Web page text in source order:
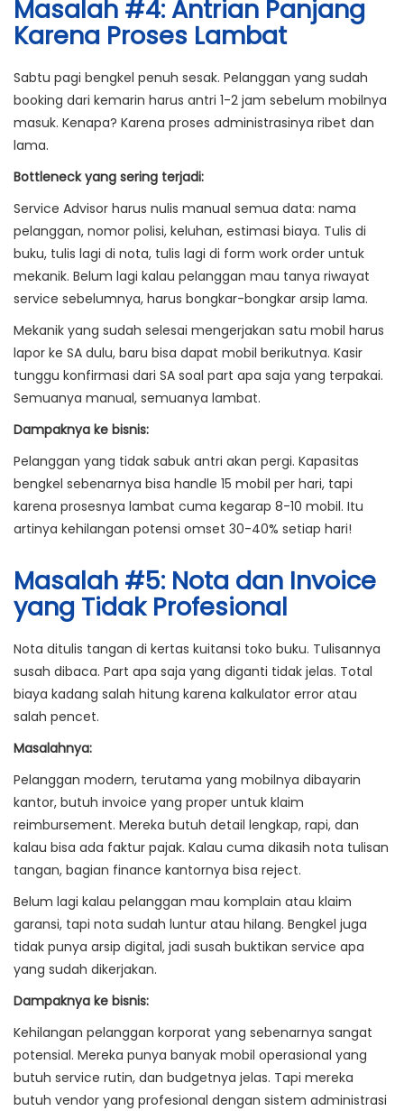
Masalah #4: Antrian Panjang
Karena Proses Lambat
Sabtu pagi bengkel penuh sesak. Pelanggan yang sudah
booking dari kemarin harus antri 1-2 jam sebelum mobilnya
masuk. Kenapa? Karena proses administrasinya ribet dan
lama.
Bottleneck yang sering terjadi:
Service Advisor harus nulis manual semua data: nama
pelanggan, nomor polisi, keluhan, estimasi biaya. Tulis di
buku, tulis lagi di nota, tulis lagi di form work order untuk
mekanik. Belum lagi kalau pelanggan mau tanya riwayat
service sebelumnya, harus bongkar-bongkar arsip lama.
Mekanik yang sudah selesai mengerjakan satu mobil harus
lapor ke SA dulu, baru bisa dapat mobil berikutnya. Kasir
tunggu konfirmasi dari SA soal part apa saja yang terpakai.
Semuanya manual, semuanya lambat.
Dampaknya ke bisnis:
Pelanggan yang tidak sabuk antri akan pergi. Kapasitas
bengkel sebenarnya bisa handle 15 mobil per hari, tapi
karena prosesnya lambat cuma kegarap 8-10 mobil. Itu
artinya kehilangan potensi omset 30-40% setiap hari!
Masalah #5: Nota dan Invoice
yang Tidak Profesional
Nota ditulis tangan di kertas kuitansi toko buku. Tulisannya
susah dibaca. Part apa saja yang diganti tidak jelas. Total
biaya kadang salah hitung karena kalkulator error atau
salah pencet.
Masalahnya:
Pelanggan modern, terutama yang mobilnya dibayarin
kantor, butuh invoice yang proper untuk klaim
reimbursement. Mereka butuh detail lengkap, rapi, dan
kalau bisa ada faktur pajak. Kalau cuma dikasih nota tulisan
tangan, bagian finance kantornya bisa reject.
Belum lagi kalau pelanggan mau komplain atau klaim
garansi, tapi nota sudah luntur atau hilang. Bengkel juga
tidak punya arsip digital, jadi susah buktikan service apa
yang sudah dikerjakan.
Dampaknya ke bisnis:
Kehilangan pelanggan korporat yang sebenarnya sangat
potensial. Mereka punya banyak mobil operasional yang
butuh service rutin, dan budgetnya jelas. Tapi mereka
butuh vendor yang profesional dengan sistem administrasi